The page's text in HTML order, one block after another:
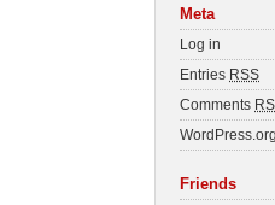
Meta
Log in
Entries RSS
Comments
Friends